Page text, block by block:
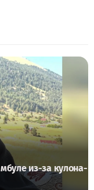
из-за кулона-